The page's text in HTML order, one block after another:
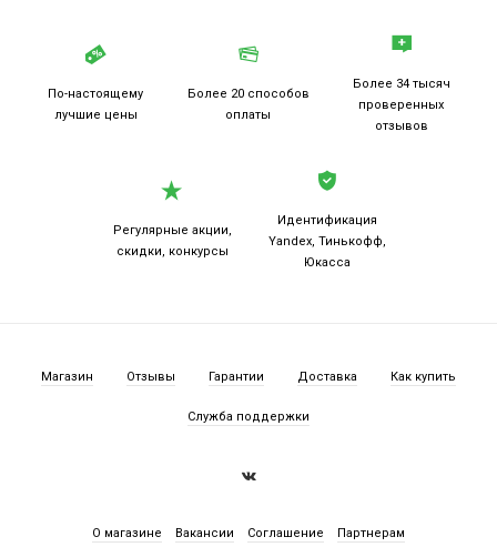
По-настоящему
лучшие цены
Более 20 способов
оплаты
Более 34 тысяч
проверенных
отзывов
Регулярные акции,
скидки, конкурсы
Идентификация
Yandex, Тинькофф,
Юкасса
Магазин Отзывы Гарантии Доставка Как купить
Служба поддержки
О магазине Вакансии Соглашение Партнерам